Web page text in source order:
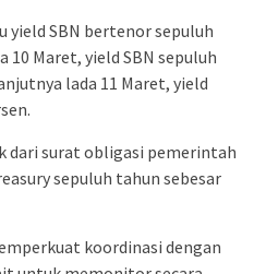
SBN bertenor sepuluh
10 Maret, yield SBN sepuluh
lada 11 Maret, yield
dari surat obligasi pemerintah
sepuluh tahun sebesar
koordinasi dengan